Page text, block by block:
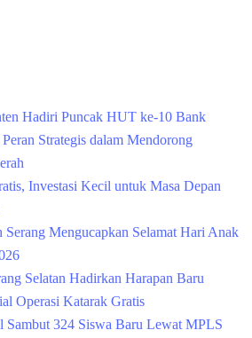
Hadiri Puncak HUT ke-10 Bank
Strategis dalam Mendorong
Investasi Kecil untuk Masa Depan
Mengucapkan Selamat Hari Anak
Selatan Hadirkan Harapan Baru
Operasi Katarak Gratis
Sambut 324 Siswa Baru Lewat MPLS